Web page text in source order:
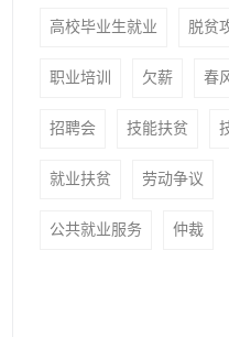
高校毕业生就业 脱贫
职业培训 欠薪 春
招聘会 技能扶贫
就业扶贫 劳动争议
公共就业服务 仲裁